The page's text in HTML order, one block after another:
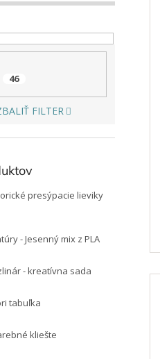
46
FILTER
presýpacie lieviky
- Jesenný mix z PLA
- kreatívna sada
tabuľka
kliešte